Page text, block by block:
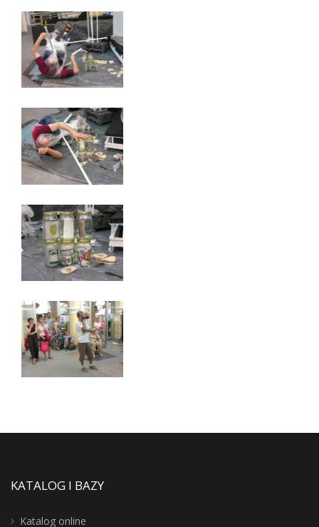
KATALOG I BAZY
Katalog online